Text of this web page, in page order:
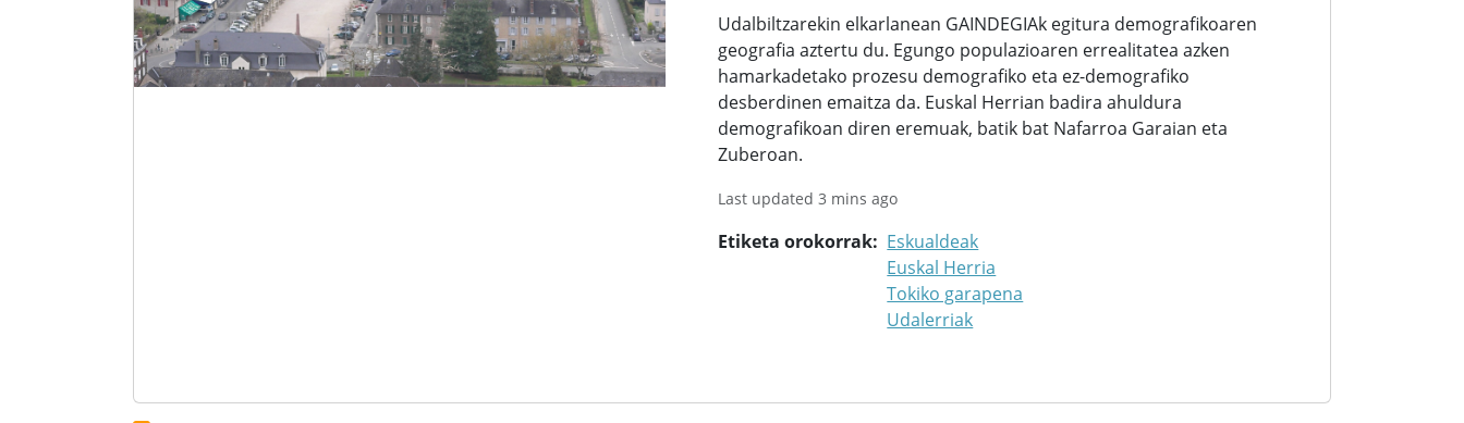
Udalbiltzarekin elkarlanean GAINDEGIAk egitura demografikoaren
geografia aztertu du. Egungo populazioaren errealitatea azken
hamarkadetako prozesu demografiko eta ez-demografiko
desberdinen emaitza da. Euskal Herrian badira ahuldura
demografikoan diren eremuak, batik bat Nafarroa Garaian eta
Zuberoan.
Last updated 3 mins ago
Etiketa orokorrak
Eskualdeak
Euskal Herria
Tokiko garapena
Udalerriak